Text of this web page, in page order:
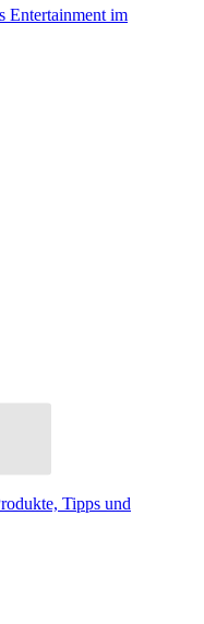
Entertainment im
Tipps und